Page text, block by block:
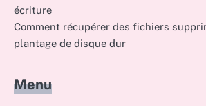
écriture
Comment récupérer des fichiers
plantage de disque dur
Menu